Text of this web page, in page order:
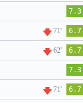
7.3
71' 6.7
62' 6.7
7.3
71' 6.7